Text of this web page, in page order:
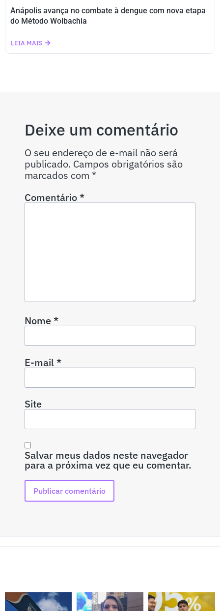
Anápolis avança no combate à dengue com nova etapa
do Método Wolbachia
LEIA MAIS
Deixe um comentário
O seu endereço de e-mail não será
publicado. Campos obrigatórios são
marcados com *
Comentário*
Nome*
E-mail*
Site
Salvar meus dados neste navegador
para a próxima vez que eu comentar.